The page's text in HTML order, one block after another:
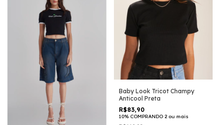
Baby Look Tricot Champy
Anticool Preta
R$83,90
10% COMPRANDO 2 ou mais